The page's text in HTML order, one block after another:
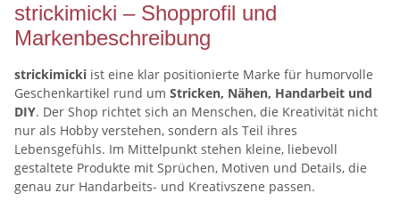
strickimicki – Shopprofil und
Markenbeschreibung
strickimicki ist eine klar positionierte Marke für humorvolle
Geschenkartikel rund um Stricken, Nähen, Handarbeit und
DIY. Der Shop richtet sich an Menschen, die Kreativität nicht
nur als Hobby verstehen, sondern als Teil ihres
Lebensgefühls. Im Mittelpunkt stehen kleine, liebevoll
gestaltete Produkte mit Sprüchen, Motiven und Details, die
genau zur Handarbeits- und Kreativszene passen.